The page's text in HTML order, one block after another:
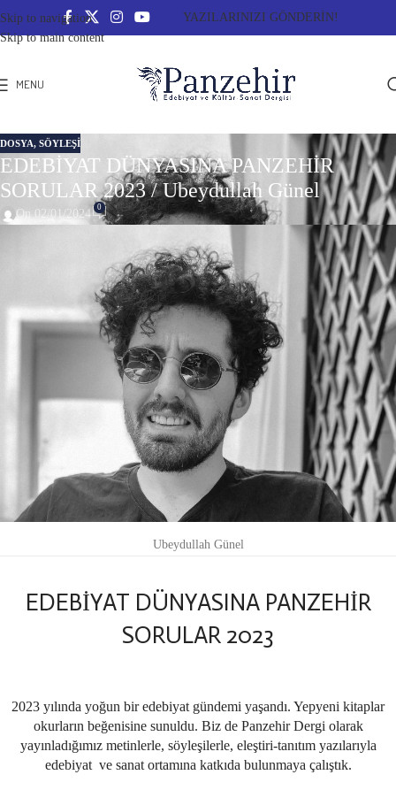
Skip to navigation
Skip to main content
YAZILARINIZI GÖNDERİN!
MENU
DOSYA, SÖYLEŞİ
EDEBİYAT DÜNYASINA PANZEHİR
SORULAR 2023 / Ubeydullah Günel
On 02/01/2024 0
Ubeydullah Günel
EDEBİYAT DÜNYASINA PANZEHİR
SORULAR 2023
2023 yılında yoğun bir edebiyat gündemi yaşandı. Yepyeni kitaplar
okurların beğenisine sunuldu. Biz de Panzehir Dergi olarak
yayınladığımız metinlerle, söyleşilerle, eleştiri-tanıtım yazılarıyla
edebiyat ve sanat ortamına katkıda bulunmaya çalıştık.